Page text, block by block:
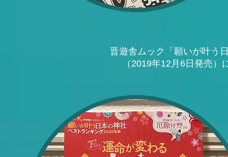
晋遊舎ムック「願いが叶う
（2019年12月6日発売）